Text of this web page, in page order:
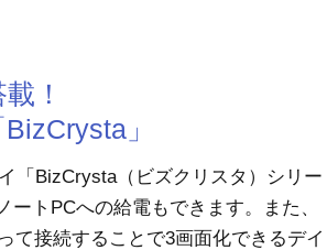
！
」
「BizCrysta（ビズクリスタ）シリー
トPCへの給電もできます。また、
て接続することで3画面化できるデイ